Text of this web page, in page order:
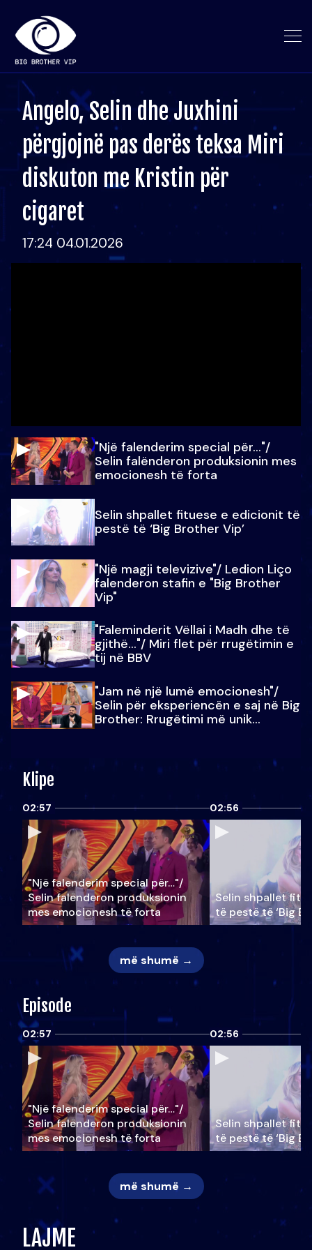
Angelo, Selin dhe Juxhini
përgjojnë pas derës teksa Miri
diskuton me Kristin për
cigaret
17:24 04.01.2026
"Një falenderim special për…"/
Selin falënderon produksionin mes
emocionesh të forta
Selin shpallet fituese e edicionit të
pestë të ‘Big Brother Vip’
"Një magji televizive"/ Ledion Liço
falenderon stafin e "Big Brother
Vip"
"Faleminderit Vëllai i Madh dhe të
gjithë…"/ Miri flet për rrugëtimin e
tij në BBV
"Jam në një lumë emocionesh"/
Selin për eksperiencën e saj në Big
Brother: Rrugëtimi më unik…
Klipe
02:57
"Një falenderim special për…"/
Selin falënderon produksionin
mes emocionesh të forta
02:56
Selin shpallet
të pestë të ‘Big
më shumë →
Episode
02:57
"Një falenderim special për…"/
Selin falënderon produksionin
mes emocionesh të forta
02:56
Selin shpallet
të pestë të ‘Big
më shumë →
LAJME